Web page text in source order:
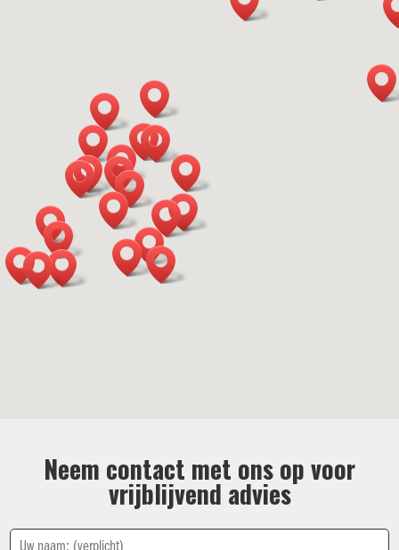
Neem contact met ons op voor
vrijblijvend advies